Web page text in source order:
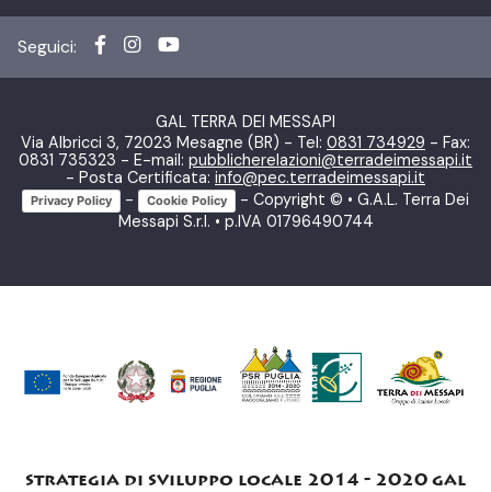
Seguici:
GAL TERRA DEI MESSAPI
Via Albricci 3, 72023 Mesagne (BR) - Tel: 0831 734929 - Fax:
0831 735323 - E-mail: pubblicherelazioni@terradeimessapi.it
- Posta Certificata: info@pec.terradeimessapi.it
Privacy Policy - Cookie Policy
- Copyright © • G.A.L. Terra Dei
Messapi S.r.l. • p.IVA 01796490744
strategia di sviluppo locale 2014 - 2020 gal